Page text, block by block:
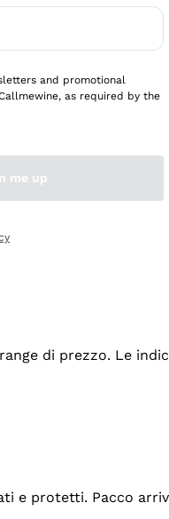
di prezzo. Le
e protetti. Pacco
and promotional
as required by the
me up